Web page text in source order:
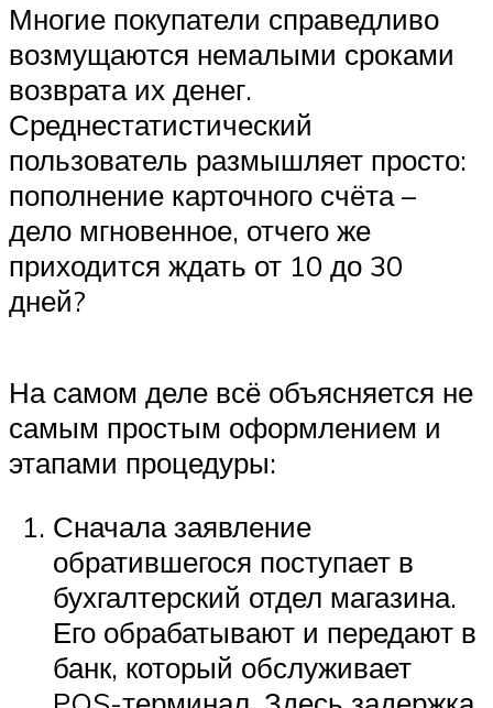
Многие покупатели справедливо
возмущаются немалыми сроками
возврата их денег.
Среднестатистический
пользователь размышляет просто:
пополнение карточного счёта –
дело мгновенное, отчего же
приходится ждать от 10 до 30
дней?
На самом деле всё объясняется не
самым простым оформлением и
этапами процедуры:
Сначала заявление
обратившегося поступает в
бухгалтерский отдел магазина.
Его обрабатывают и передают в
банк, который обслуживает